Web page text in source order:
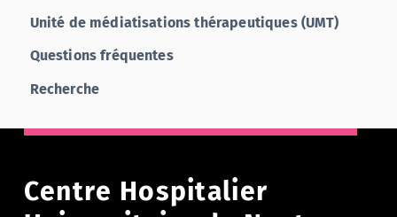
Unité de médiatisations thérapeutiques (UMT)
Questions fréquentes
Recherche
Centre Hospitalier